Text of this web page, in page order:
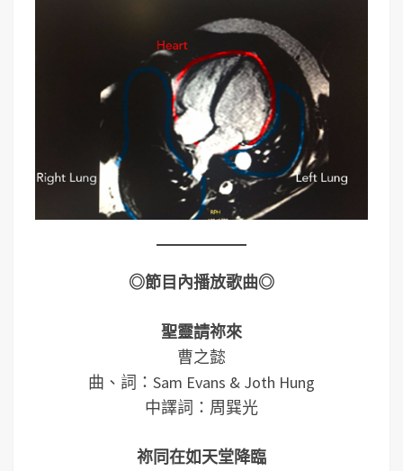
◎節目內播放歌曲◎
聖靈請祢來
曹之懿
曲、詞：Sam Evans & Joth Hung
中譯詞：周巽光
祢同在如天堂降臨